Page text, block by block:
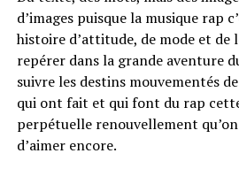
d’images puisque la musique rap
histoire d’attitude, de mode et de
repérer dans la grande aventure
suivre les destins mouvementés
qui ont fait et qui font du rap
perpétuelle renouvellement
d’aimer encore.